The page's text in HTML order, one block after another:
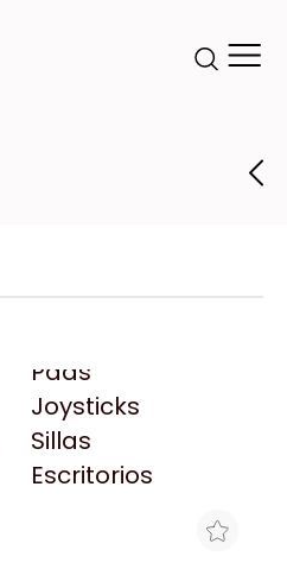
Pads
Joysticks
Sillas
Escritorios